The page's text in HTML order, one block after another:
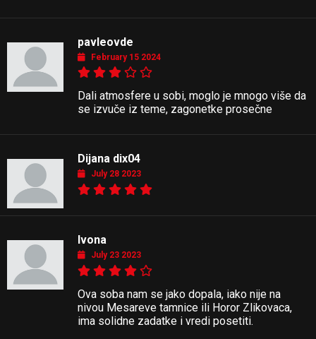
pavleovde
February 15 2024
Dali atmosfere u sobi, moglo je mnogo više da
se izvuče iz teme, zagonetke prosečne
Dijana dix04
July 28 2023
Ivona
July 23 2023
Ova soba nam se jako dopala, iako nije na
nivou Mesareve tamnice ili Horor Zlikovaca,
ima solidne zadatke i vredi posetiti.